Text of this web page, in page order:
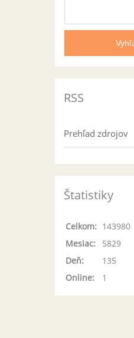
RSS
Prehľad zdrojov
Štatistiky
Online: 1
Celkom: 143980
Mesiac:
5829
Deň:
135